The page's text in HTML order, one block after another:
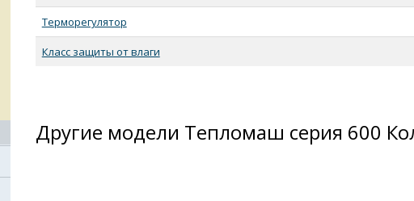
Терморегулятор
Класс защиты от влаги
Другие модели Тепломаш серия 600